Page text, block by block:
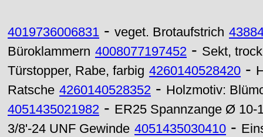
4019736006831 - veget. Brotaufstrich
Büroklammern 4008077197452 - Sekt,
Türstopper, Rabe, farbig 4260140528420 -
Ratsche 4260140528352 - Holzmotiv:
4051435021982 - ER25 Spannzange Ø 10-
3/8'-24 UNF Gewinde 4051435030410 -